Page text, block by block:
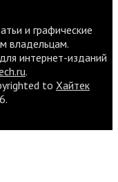
и графические
владельцам.
интернет-изданий
.
to Хайтек